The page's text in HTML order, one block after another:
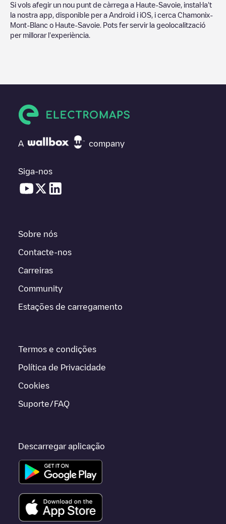
Si vols afegir un nou punt de càrrega a Haute-Savoie , instal·la't
la nostra app, disponible per a Android i iOS, i cerca Chamonix-
Mont-Blanc o Haute-Savoie . Pots fer servir la geolocalització
per millorar l'experiència.
A company
Siga-nos
Sobre nós
Contacte-nos
Carreiras
Community
Estações de carregamento
Termos e condições
Política de Privacidade
Cookies
Suporte/FAQ
Descarregar aplicação